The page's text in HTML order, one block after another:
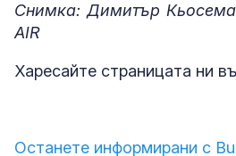
Снимка: Димитър
AIR
Харесайте страницата ни
Останете информирани с